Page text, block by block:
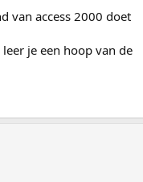
van access 2000 doet
je een hoop van de